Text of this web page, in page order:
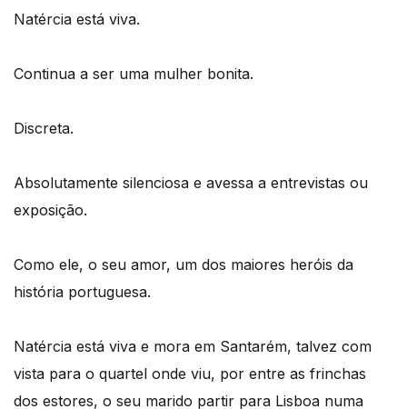
Natércia está viva.
Continua a ser uma mulher bonita.
Discreta.
Absolutamente silenciosa e avessa a entrevistas ou
exposição.
Como ele, o seu amor, um dos maiores heróis da
história portuguesa.
Natércia está viva e mora em Santarém, talvez com
vista para o quartel onde viu, por entre as frinchas
dos estores, o seu marido partir para Lisboa numa